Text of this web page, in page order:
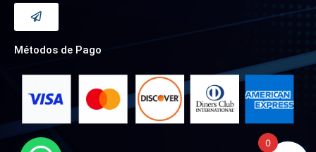
Métodos de Pago
0